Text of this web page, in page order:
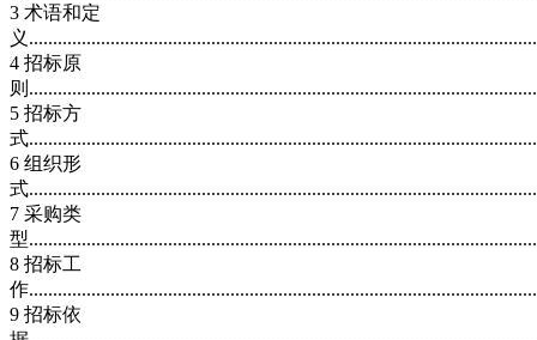
3 术语和定
义
4 招标原
则
5 招标方
式
6 组织形
式
7 采购类
型
8 招标工
作
9 招标依